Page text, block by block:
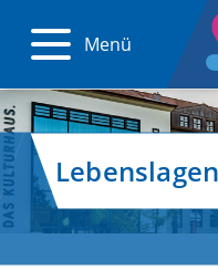
Menü
Lebenslagen